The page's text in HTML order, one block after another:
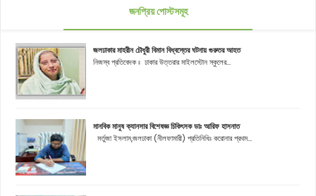
জনপ্রিয় পোস্টসমূহ
জলঢাকার মাহরীন চৌধুরী বিমান বিধ্বস্তের ঘটনায় গুরুতর আহত
নিজস্ব প্রতিবেদক ঃ ঢাকার উত্তরার মাইলস্টোন স্কুলের...
মানবিক মানুষ ক্যানসার বিশেষজ্ঞ চিকিৎসক ডাঃ আরিফ হাসনাত
মর্তুজা ইসলাম,জলঢাকা (নীলফামারী) প্রতিনিধিঃ করোনার প্রথম...